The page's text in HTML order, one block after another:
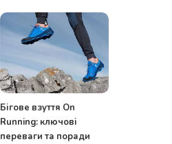
Бігове взуття On
Running: ключові
переваги та поради